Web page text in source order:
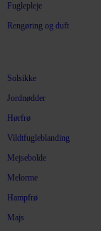
Fuglepleje
Rengøring og duft
Solsikke
Jordnødder
Hørfrø
Vildtfugleblanding
Mejsebolde
Melorme
Hampfrø
Majs